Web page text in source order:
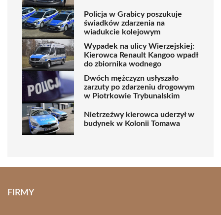
Policja w Grabicy poszukuje
świadków zdarzenia na
wiadukcie kolejowym
Wypadek na ulicy Wierzejskiej:
Kierowca Renault Kangoo wpadł
do zbiornika wodnego
Dwóch mężczyzn usłyszało
zarzuty po zdarzeniu drogowym
w Piotrkowie Trybunalskim
Nietrzeźwy kierowca uderzył w
budynek w Kolonii Tomawa
FIRMY